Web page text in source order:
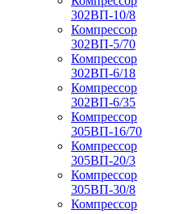
302ВП-10/8
Компрессор
302ВП-5/70
Компрессор
302ВП-6/18
Компрессор
302ВП-6/35
Компрессор
305ВП-16/70
Компрессор
305ВП-20/3
Компрессор
305ВП-30/8
Компрессор